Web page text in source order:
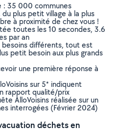
: 35 000 communes
plus petit village à la plus
à proximité de chez vous !
toutes les 10 secondes, 3.6
par an
différents, tout est
petit besoin aux plus grands
une première réponse à
sur 5* indiquent
rapport qualité/prix
AlloVoisins réalisée sur un
interrogées (Février 2024)
déchets en